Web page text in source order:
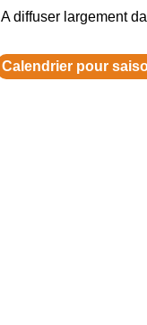
A diffuser largement
Calendrier pour